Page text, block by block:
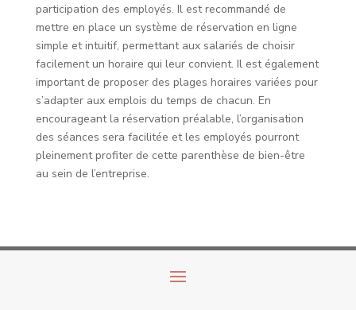
participation des employés. Il est recommandé de
mettre en place un système de réservation en ligne
simple et intuitif, permettant aux salariés de choisir
facilement un horaire qui leur convient. Il est également
important de proposer des plages horaires variées pour
s’adapter aux emplois du temps de chacun. En
encourageant la réservation préalable, l’organisation
des séances sera facilitée et les employés pourront
pleinement profiter de cette parenthèse de bien-être
au sein de l’entreprise.